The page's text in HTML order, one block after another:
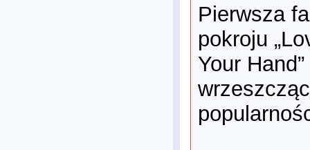
Pierwsza
pokroju
Your